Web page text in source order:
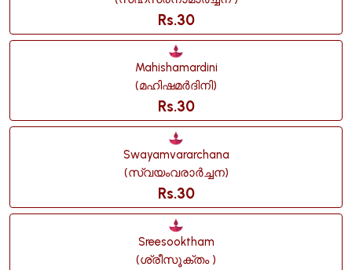
Rs.30
Mahishamardini
(മഹിഷമർദിനി)
Rs.30
Swayamvararchana
(സ്വയംവരാർച്ചന)
Rs.30
Sreesooktham
(ശ്രീസൂക്തം )